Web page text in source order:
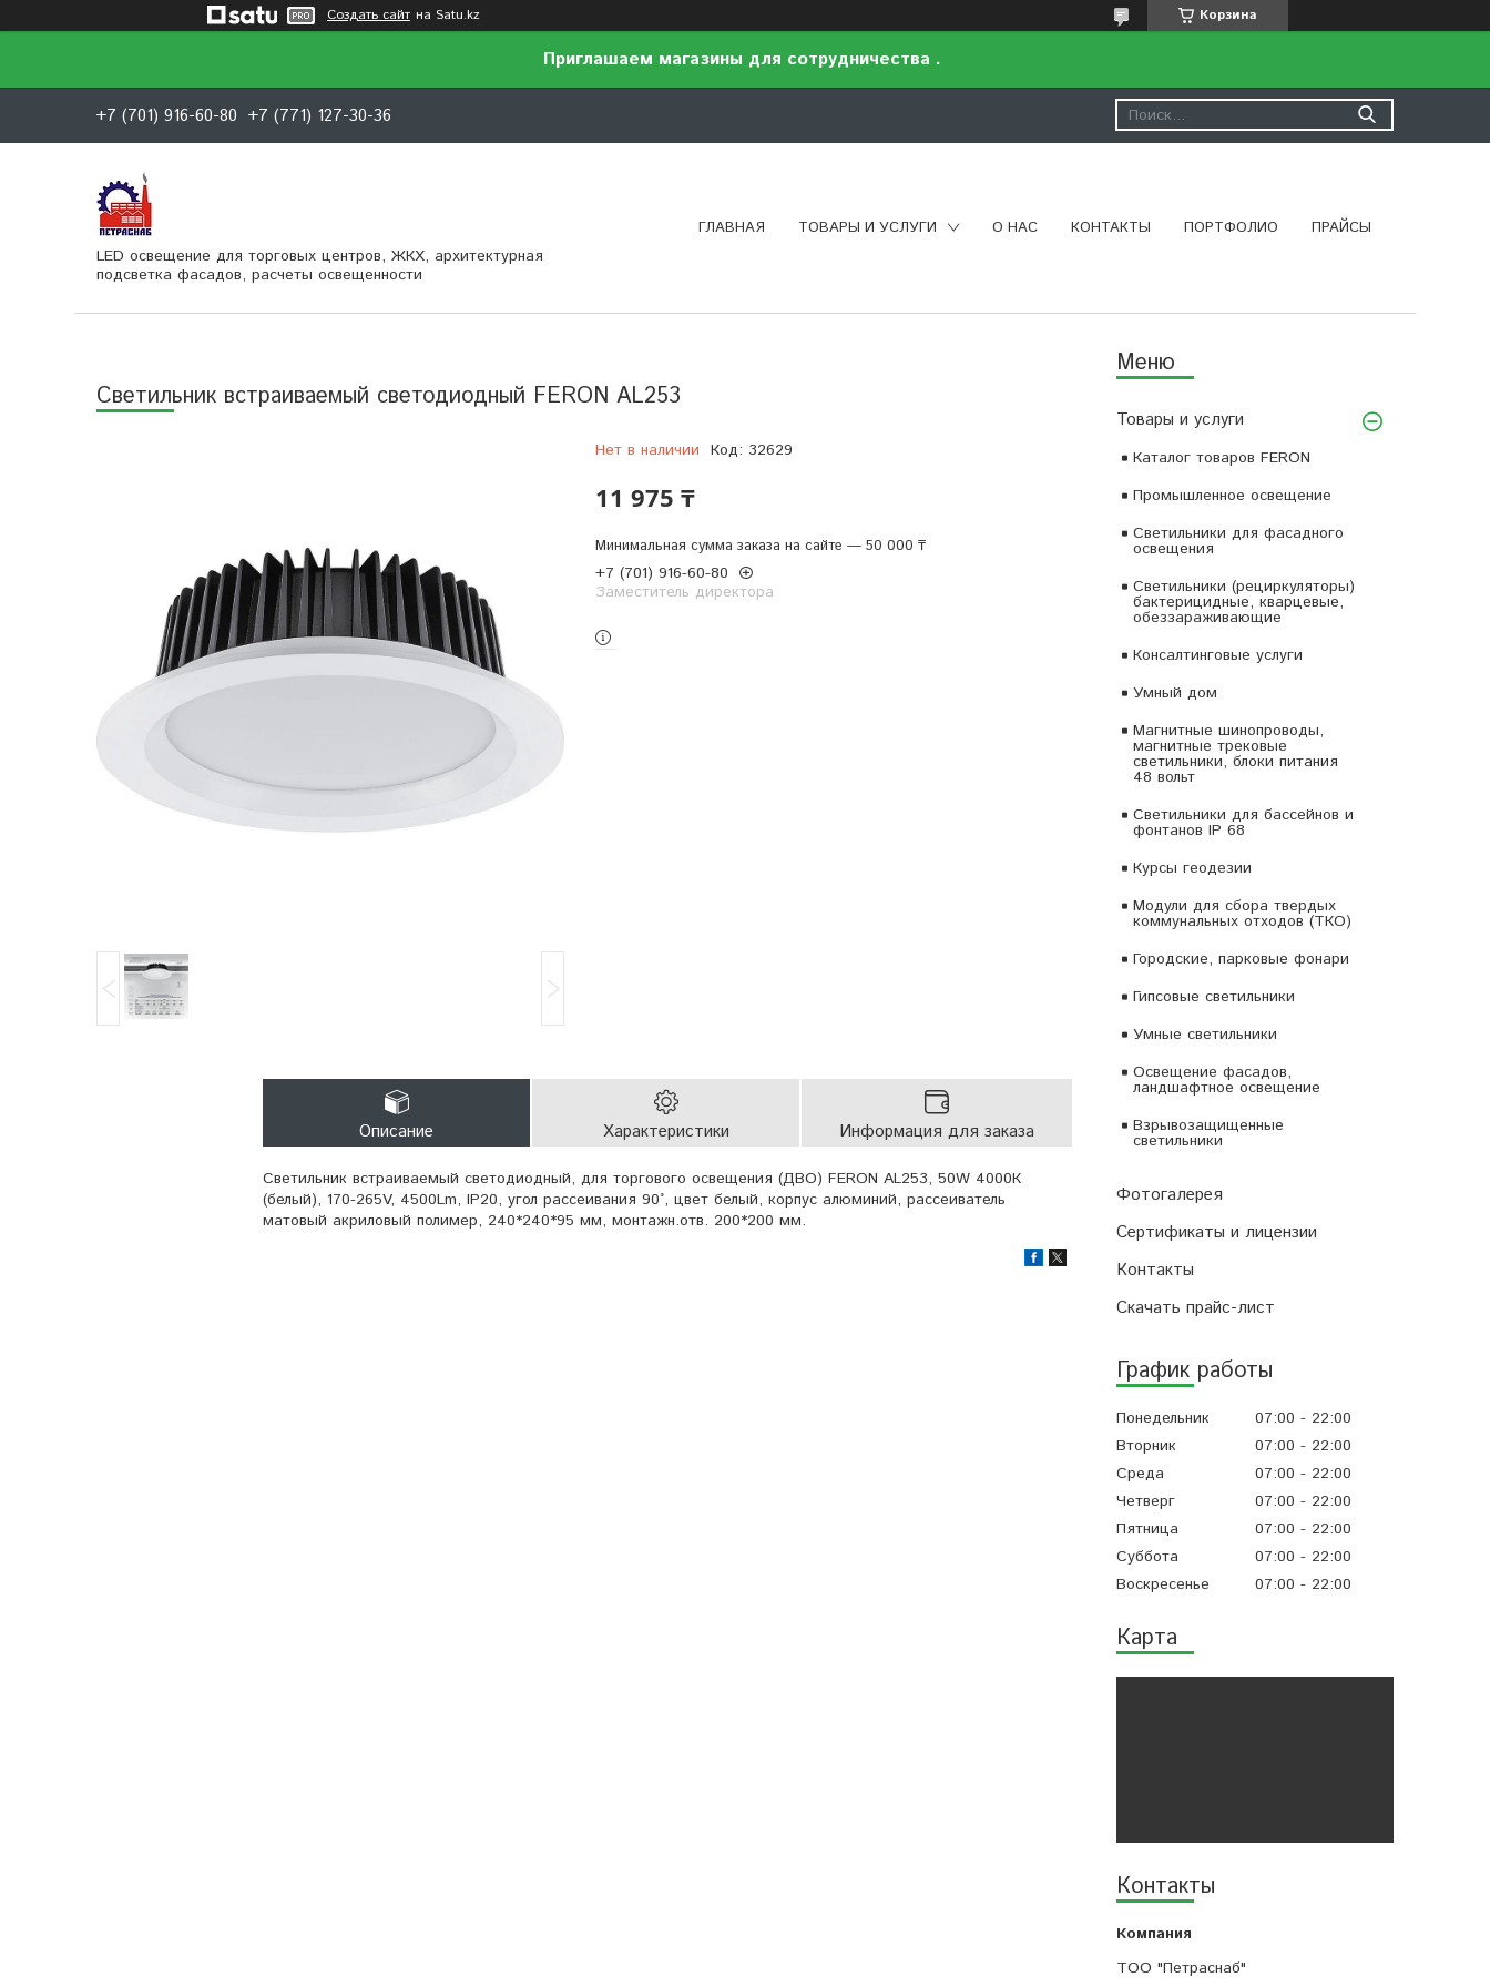
Создать сайт на Satu.kz Корзина
Приглашаем магазины для сотрудничества .
+7 (701) 916-60-80 +7 (771) 127-30-36
LED освещение для торговых центров, ЖКХ, архитектурная
подсветка фасадов, расчеты освещенности
ГЛАВНАЯ ТОВАРЫ И УСЛУГИ О НАС КОНТАКТЫ ПОРТФОЛИО ПРАЙСЫ
Товары и услуги
Каталог товаров FERON
Промышленное освещение
Светильники для фасадного
освещения
Светильники (рециркуляторы)
бактерицидные, кварцевые,
обеззараживающие
Консалтинговые услуги
Умный дом
Магнитные шинопроводы,
магнитные трековые
светильники, блоки питания
48 вольт
Светильники для бассейнов и
фонтанов IP 68
Курсы геодезии
Модули для сбора твердых
коммунальных отходов (ТКО)
Городские, парковые фонари
Гипсовые светильники
Умные светильники
Освещение фасадов,
ландшафтное освещение
Взрывозащищенные
светильники
Фотогалерея
Сертификаты и лицензии
Контакты
Скачать прайс-лист
График работы
Понедельник 07:00
22:00
Вторник
07:00
22:00
Среда
07:00
22:00
Четверг
07:00
22:00
Пятница
07:00
22:00
Суббота
07:00
22:00
Воскресенье
07:00 22:00
Карта
Контакты
ТОО "Петраснаб"
Светильник встраиваемый светодиодный FERON AL253
Нет в наличии Код: 32629
11 975 ₸
Минимальная сумма заказа на сайте — 50 000 ₸
+7 (701) 916-60-80
Заместитель директора
Описание Характеристики Информация для заказа
Светильник встраиваемый светодиодный, для торгового освещения (ДВО) FERON AL253, 50W 4000К
(белый), 170-265V, 4500Lm, IP20, угол рассеивания 90°, цвет белый, корпус алюминий, рассеиватель
матовый акриловый полимер, 240*240*95 мм, монтажн.отв. 200*200 мм.